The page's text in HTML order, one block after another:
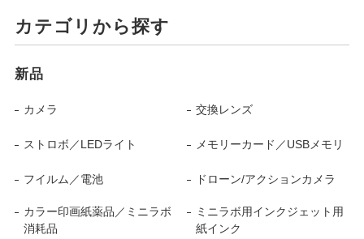
カテゴリから探す
新品
カメラ 交換レンズ
ストロボ／LEDライト メモリーカード／USBメモリ
フイルム／電池 ドローン/アクションカメラ
カラー印画紙薬品／ミニラボ
消耗品
ミニラボ用インクジェット用
紙インク